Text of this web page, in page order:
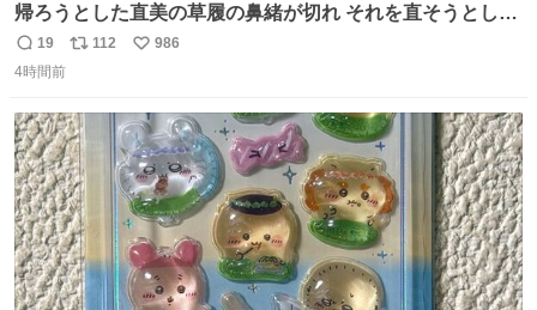
帰ろうとした直美の草履の鼻緒が切れ それを直そうとした
小川がさらに壊し…… 結果、直美をおんぶして送ることに
なりました。 👇鼻緒はいつも恋のキューピッド？
薫る 上坂樹里 甲斐翔真
返
信
19
リ
ト
数
112
い
数
986
4時間前